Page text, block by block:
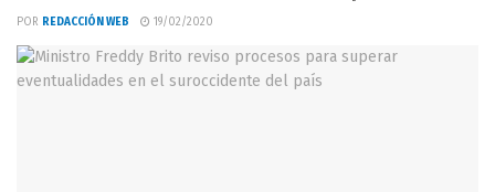
POR REDACCIÓN WEB 19/02/2020